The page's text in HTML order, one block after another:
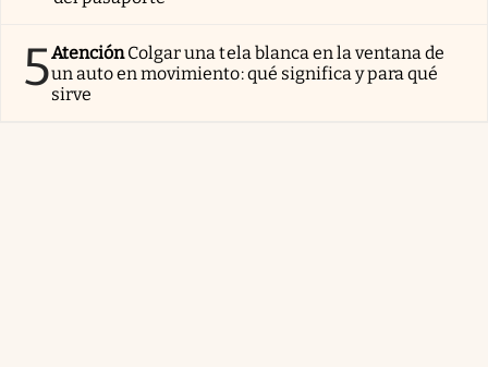
5AtenciónColgar una tela blanca en la ventana de
un auto en movimiento: qué significa y para qué
sirve